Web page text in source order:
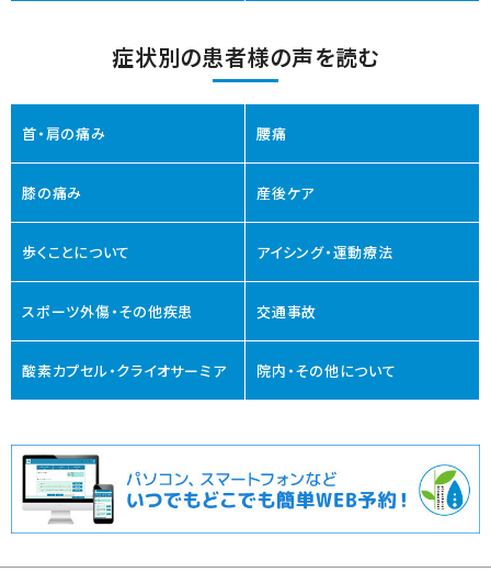
症状別の患者様の声を読む
首・肩の痛み 腰痛
膝の痛み 産後ケア
歩くことについて アイシング・運動療法
スポーツ外傷・その他疾患 交通事故
酸素カプセル・クライオサーミア 院内・その他について